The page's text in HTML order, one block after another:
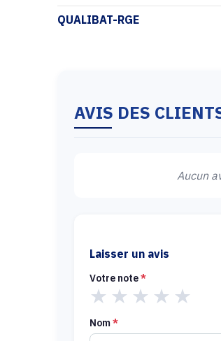
QUALIBAT-RGE
AVIS DES
Aucun
Laisser un avis
Votre note*
★ ★ ★ ★ ★
Nom*